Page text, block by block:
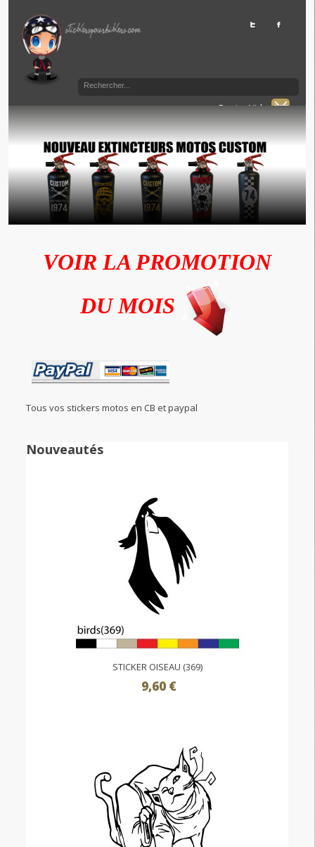
Panier Vide
VOIR LA PROMOTION
DU MOIS
Tous vos stickers motos en CB et paypal
Nouveautés
STICKER OISEAU (369)
9,60 €